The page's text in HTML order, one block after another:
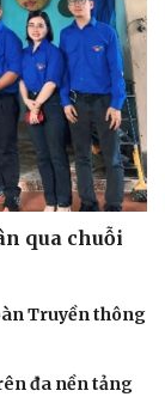
qua chuỗi
Truyền thông
đa nền tảng